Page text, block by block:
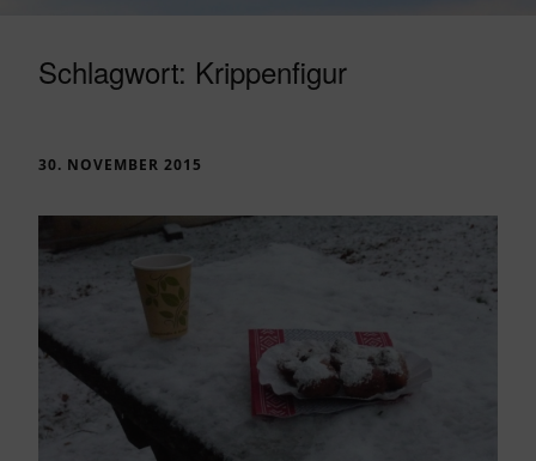
Schlagwort: Krippenfigur
30. NOVEMBER 2015